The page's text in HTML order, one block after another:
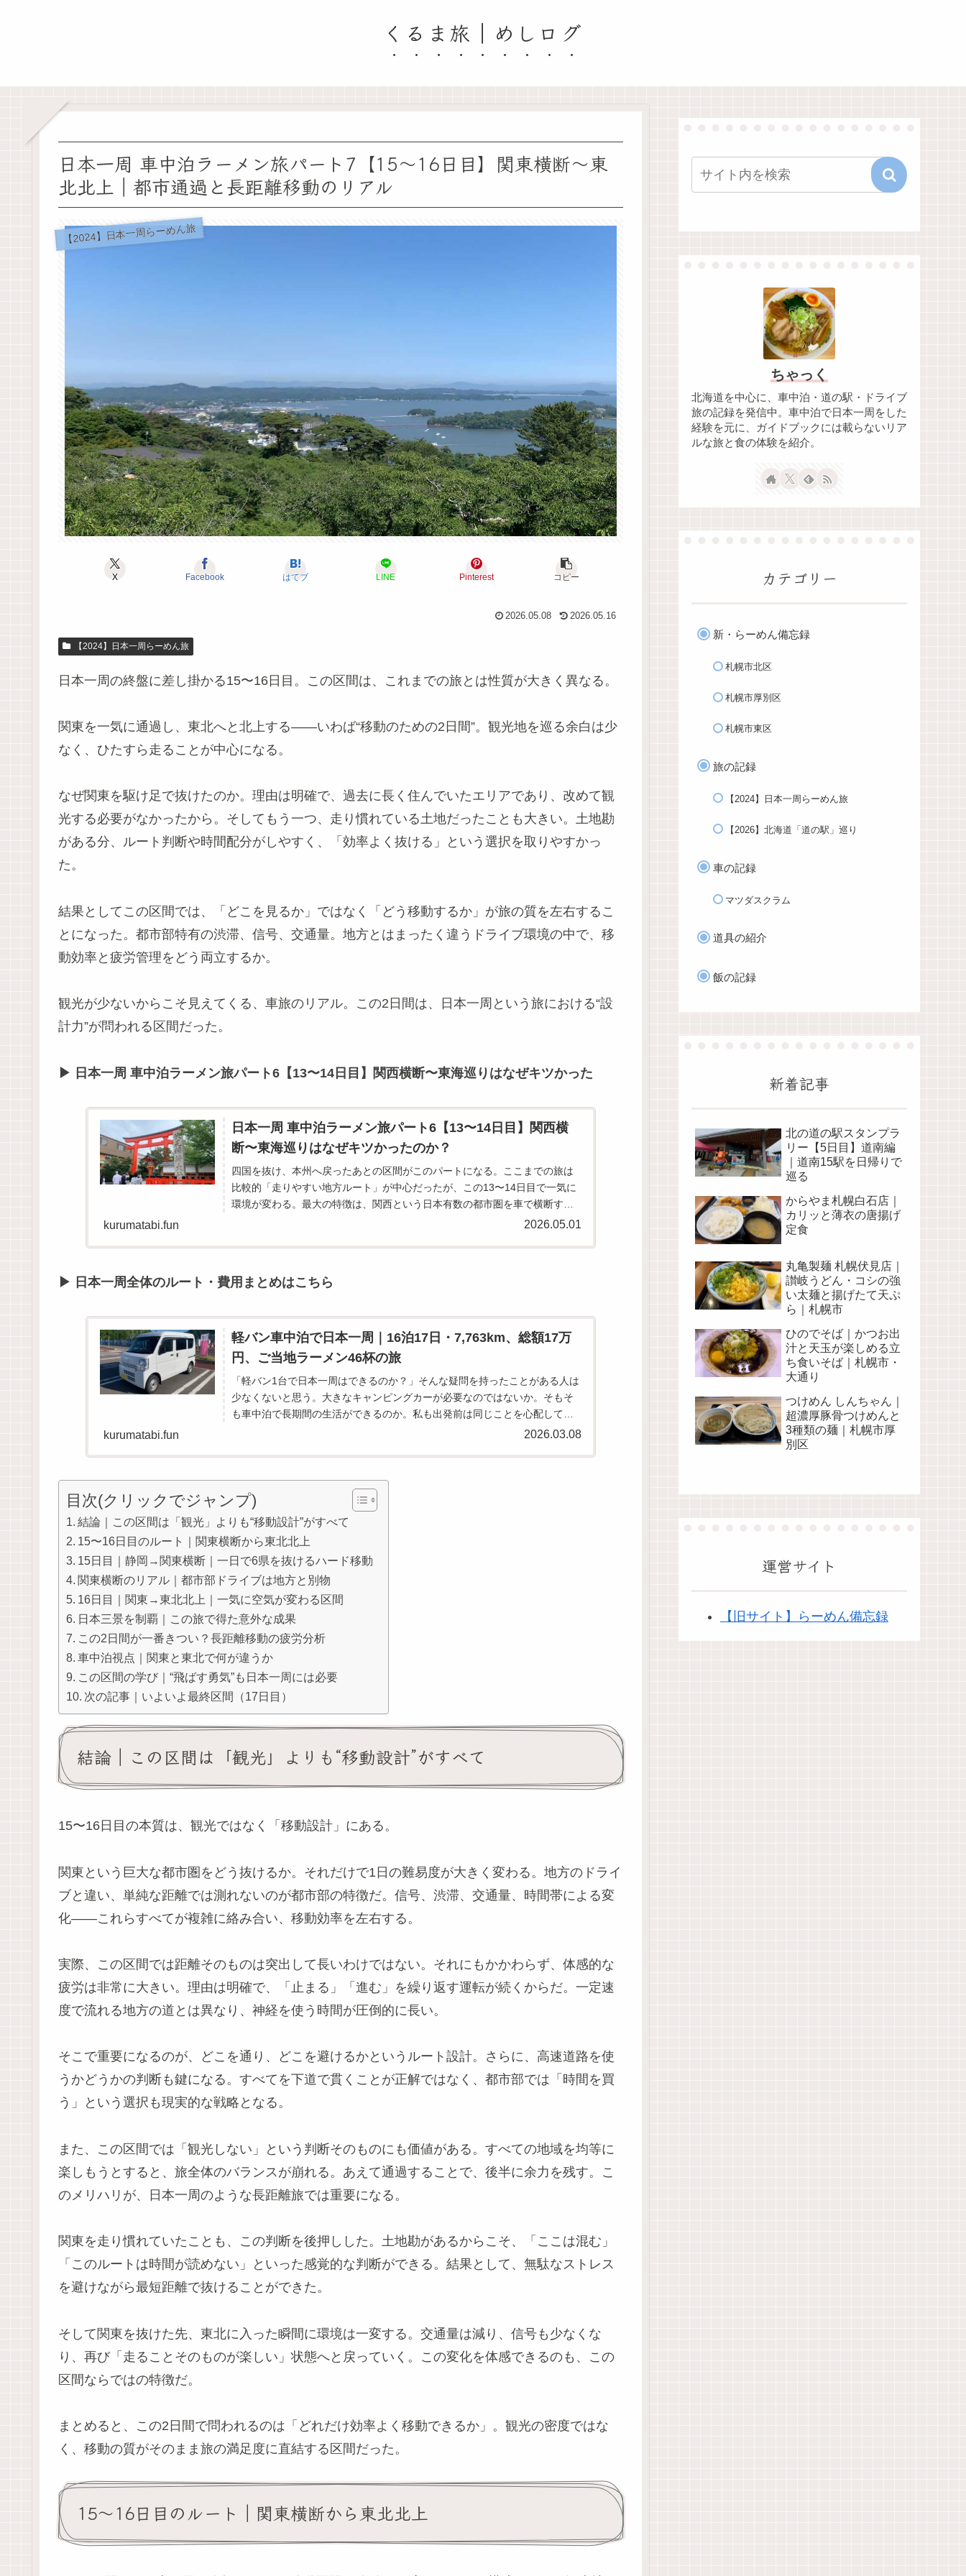
くるま旅｜めしログ
日本一周 車中泊ラーメン旅パート7【15〜16日目】関東横断〜東
北北上｜都市通過と長距離移動のリアル
【2024】日本一周らーめん旅
X Facebook はてブ LINE Pinterest コピー
2026.05.08 2026.05.16
【2024】日本一周らーめん旅
日本一周の終盤に差し掛かる15〜16日目。この区間は、これまでの旅とは性質が大きく異なる。
関東を一気に通過し、東北へと北上する――いわば“移動のための2日間”。観光地を巡る余白は少
なく、ひたすら走ることが中心になる。
なぜ関東を駆け足で抜けたのか。理由は明確で、過去に長く住んでいたエリアであり、改めて観
光する必要がなかったから。そしてもう一つ、走り慣れている土地だったことも大きい。土地勘
がある分、ルート判断や時間配分がしやすく、「効率よく抜ける」という選択を取りやすかっ
た。
結果としてこの区間では、「どこを見るか」ではなく「どう移動するか」が旅の質を左右するこ
とになった。都市部特有の渋滞、信号、交通量。地方とはまったく違うドライブ環境の中で、移
動効率と疲労管理をどう両立するか。
観光が少ないからこそ見えてくる、車旅のリアル。この2日間は、日本一周という旅における“設
計力”が問われる区間だった。
▶ 日本一周 車中泊ラーメン旅パート6【13〜14日目】関西横断〜東海巡りはなぜキツかった
日本一周 車中泊ラーメン旅パート6【13〜14日目】関西横
断〜東海巡りはなぜキツかったのか？
四国を抜け、本州へ戻ったあとの区間がこのパートになる。ここまでの旅は
比較的「走りやすい地方ルート」が中心だったが、この13〜14日目で一気に
環境が変わる。最大の特徴は、関西という日本有数の都市圏を車で横断する
kurumatabi.fun 2026.05.01
▶ 日本一周全体のルート・費用まとめはこちら
軽バン車中泊で日本一周｜16泊17日・7,763km、総額17万
円、ご当地ラーメン46杯の旅
「軽バン1台で日本一周はできるのか？」そんな疑問を持ったことがある人は
少なくないと思う。大きなキャンピングカーが必要なのではないか。そもそ
も車中泊で長期間の生活ができるのか。私も出発前は同じことを心配してい
kurumatabi.fun 2026.03.08
目次(クリックでジャンプ)
結論｜この区間は「観光」よりも“移動設計”がすべて
15〜16日目のルート｜関東横断から東北北上
15日目｜静岡→関東横断｜一日で6県を抜けるハード移動
関東横断のリアル｜都市部ドライブは地方と別物
16日目｜関東→東北北上｜一気に空気が変わる区間
日本三景を制覇｜この旅で得た意外な成果
この2日間が一番きつい？長距離移動の疲労分析
車中泊視点｜関東と東北で何が違うか
この区間の学び｜“飛ばす勇気”も日本一周には必要
次の記事｜いよいよ最終区間（17日目）
結論｜この区間は「観光」よりも“移動設計”がすべて
15〜16日目の本質は、観光ではなく「移動設計」にある。
関東という巨大な都市圏をどう抜けるか。それだけで1日の難易度が大きく変わる。地方のドライ
ブと違い、単純な距離では測れないのが都市部の特徴だ。信号、渋滞、交通量、時間帯による変
化――これらすべてが複雑に絡み合い、移動効率を左右する。
実際、この区間では距離そのものは突出して長いわけではない。それにもかかわらず、体感的な
疲労は非常に大きい。理由は明確で、「止まる」「進む」を繰り返す運転が続くからだ。一定速
度で流れる地方の道とは異なり、神経を使う時間が圧倒的に長い。
そこで重要になるのが、どこを通り、どこを避けるかというルート設計。さらに、高速道路を使
うかどうかの判断も鍵になる。すべてを下道で貫くことが正解ではなく、都市部では「時間を買
う」という選択も現実的な戦略となる。
また、この区間では「観光しない」という判断そのものにも価値がある。すべての地域を均等に
楽しもうとすると、旅全体のバランスが崩れる。あえて通過することで、後半に余力を残す。こ
のメリハリが、日本一周のような長距離旅では重要になる。
関東を走り慣れていたことも、この判断を後押しした。土地勘があるからこそ、「ここは混む」
「このルートは時間が読めない」といった感覚的な判断ができる。結果として、無駄なストレス
を避けながら最短距離で抜けることができた。
そして関東を抜けた先、東北に入った瞬間に環境は一変する。交通量は減り、信号も少なくな
り、再び「走ることそのものが楽しい」状態へと戻っていく。この変化を体感できるのも、この
区間ならではの特徴だ。
まとめると、この2日間で問われるのは「どれだけ効率よく移動できるか」。観光の密度ではな
く、移動の質がそのまま旅の満足度に直結する区間だった。
15〜16日目のルート｜関東横断から東北北上
ちゃっく
北海道を中心に、車中泊・道の駅・ドライブ
旅の記録を発信中。車中泊で日本一周をした
経験を元に、ガイドブックには載らないリア
ルな旅と食の体験を紹介。
カテゴリー
新・らーめん備忘録
札幌市北区
札幌市厚別区
札幌市東区
旅の記録
【2024】日本一周らーめん旅
【2026】北海道「道の駅」巡り
車の記録
マツダスクラム
道具の紹介
飯の記録
新着記事
北の道の駅スタンプラ
リー【5日目】道南編
｜道南15駅を日帰りで
巡る
からやま札幌白石店｜
カリッと薄衣の唐揚げ
定食
丸亀製麺 札幌伏見店｜
讃岐うどん・コシの強
い太麺と揚げたて天ぷ
ら｜札幌市
ひのでそば｜かつお出
汁と天玉が楽しめる立
ち食いそば｜札幌市・
大通り
つけめん しんちゃん｜
超濃厚豚骨つけめんと
3種類の麺｜札幌市厚
別区
運営サイト
【旧サイト】らーめん備忘録